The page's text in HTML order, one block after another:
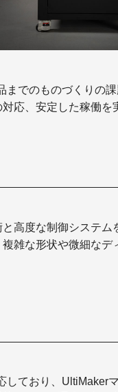
までのものづくりの
応、安定した稼働を
高度な制御システ
複雑な形状や微細なデ
しており、UltiMaker